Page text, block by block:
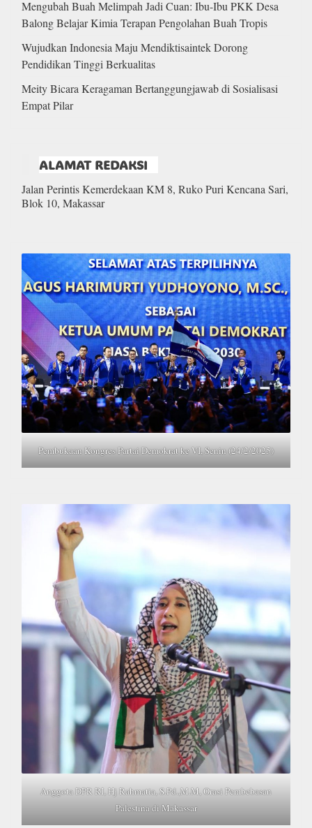
Mengubah Buah Melimpah Jadi Cuan: Ibu-Ibu PKK Desa
Balong Belajar Kimia Terapan Pengolahan Buah Tropis
Wujudkan Indonesia Maju Mendiktisaintek Dorong
Pendidikan Tinggi Berkualitas
Meity Bicara Keragaman Bertanggungjawab di Sosialisasi
Empat Pilar
ALAMAT REDAKSI
Jalan Perintis Kemerdekaan KM 8, Ruko Puri Kencana Sari,
Blok 10, Makassar
Pembukaan Kongres Partai Demokrat ke VI, Senin (24/2/2025)
Anggota DPR RI, Hj Rahmatia, S.Pd.,M.M, Orasi Pembebasan
Palestina di Makassar